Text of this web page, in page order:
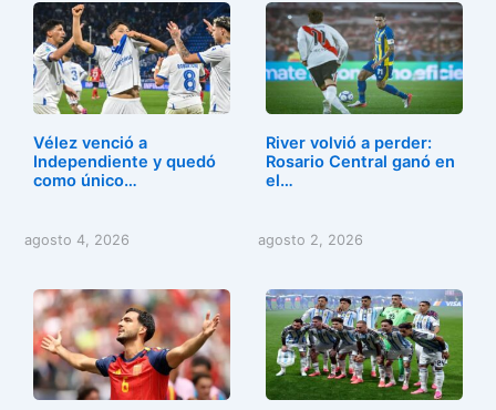
Vélez venció a
Independiente y quedó
como único…
agosto 4, 2026
River volvió a perder:
Rosario Central ganó en
el…
agosto 2, 2026